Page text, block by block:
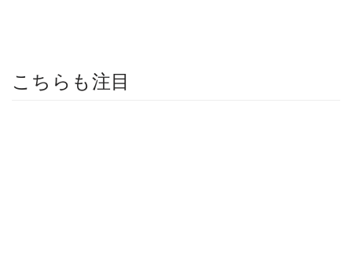
こちらも注目